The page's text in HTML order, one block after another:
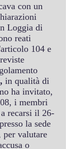
con un
Loggia di
reati
104 e
in qualità di
ha invitato,
, i membri
recarsi il 26-
la sede
per valutare
o